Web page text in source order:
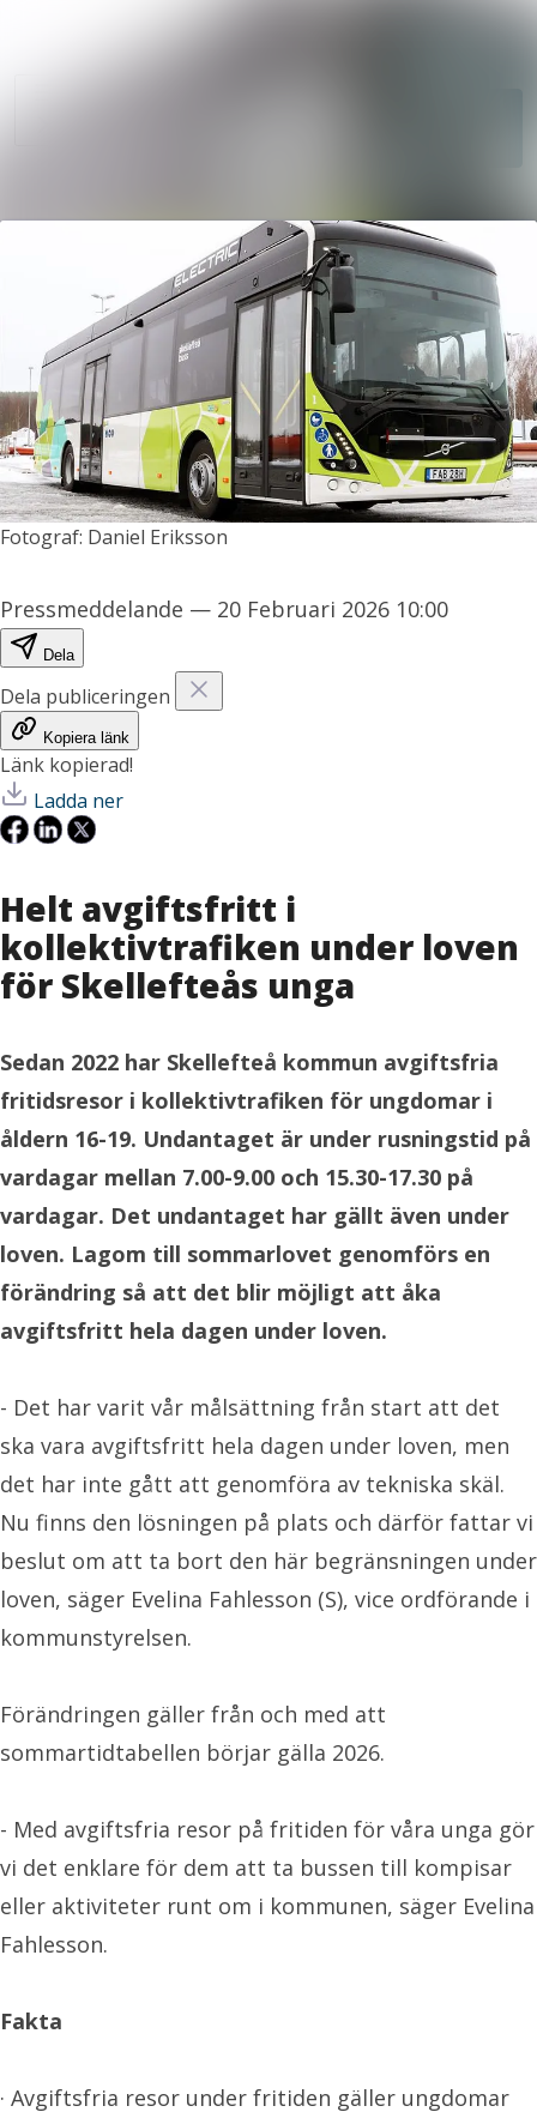
Fotograf: Daniel Eriksson
Pressmeddelande — 20 Februari 2026 10:00
Dela
Dela publiceringen
Kopiera länk
Länk kopierad!
Ladda ner
Helt avgiftsfritt i
kollektivtrafiken under loven
för Skellefteås unga
Sedan 2022 har Skellefteå kommun avgiftsfria
fritidsresor i kollektivtrafiken för ungdomar i
åldern 16-19. Undantaget är under rusningstid på
vardagar mellan 7.00-9.00 och 15.30-17.30 på
vardagar. Det undantaget har gällt även under
loven. Lagom till sommarlovet genomförs en
förändring så att det blir möjligt att åka
avgiftsfritt hela dagen under loven.
- Det har varit vår målsättning från start att det
ska vara avgiftsfritt hela dagen under loven, men
det har inte gått att genomföra av tekniska skäl.
Nu finns den lösningen på plats och därför fattar vi
beslut om att ta bort den här begränsningen under
loven, säger Evelina Fahlesson (S), vice ordförande i
kommunstyrelsen.
Förändringen gäller från och med att
sommartidtabellen börjar gälla 2026.
- Med avgiftsfria resor på fritiden för våra unga gör
vi det enklare för dem att ta bussen till kompisar
eller aktiviteter runt om i kommunen, säger Evelina
Fahlesson.
Fakta
· Avgiftsfria resor under fritiden gäller ungdomar